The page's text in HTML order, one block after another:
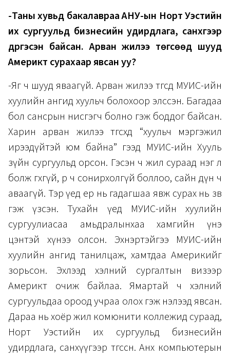
-Таны хувьд бакалавраа АНУ-ын Норт Уэстийн
их сургуульд бизнесийн удирдлага, санхүүгээр
дүүргэсэн байсан. Арван жилээ төгсөөд шууд
Америкт сурахаар явсан уу?
-Яг ч шууд яваагүй. Арван жилээ төгсөөд МУИС-ийн
хуулийн ангид хуульч болохоор элссэн. Багадаа
бол сансрын нисгэгч болно гэж боддог байсан.
Харин арван жилээ төгсөхдөө “хуульч мэргэжил
ирээдүйтэй юм байна” гээд МУИС-ийн Хууль
зүйн сургуульд орсон. Гэсэн ч жил сураад нэг л
болж өгөхгүй, өөрөө ч сонирхолгүй боллоо, сайн дүн ч
аваагүй. Тэр үед ер нь гадагшаа явж сурах нь зөв
гэж үзсэн. Тухайн үед МУИС-ийн хуулийн
сургуулиасаа амьдралынхаа хамгийн үнэ
цэнтэй хүнээ олсон. Эхнэртэйгээ МУИС-ийн
хуулийн ангид танилцаж, хамтдаа Америкийг
зорьсон. Эхлээд хэлний сургалтын визээр
Америкт очиж байлаа. Ямартай ч хэлний
сургуульдаа ороод учраа олох гэж нэлээд явсан.
Дараа нь хоёр жил комюнити коллежид сураад,
Норт Уэстийн их сургуульд бизнесийн
удирдлага, санхүүгээр төгссөн. Анх компьютерын